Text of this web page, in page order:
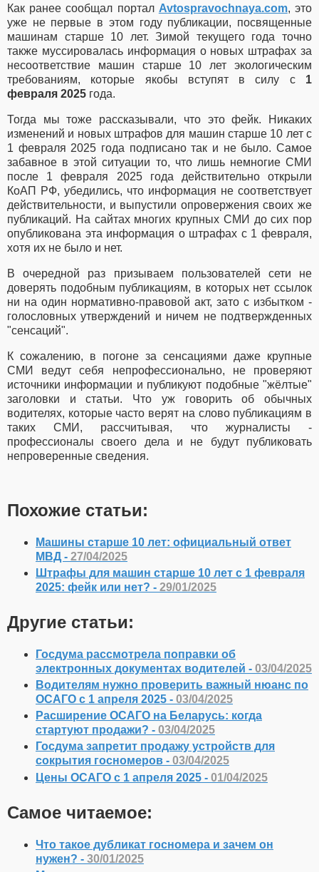
Как ранее сообщал портал Avtospravochnaya.com, это
уже не первые в этом году публикации, посвященные
машинам старше 10 лет. Зимой текущего года точно
также муссировалась информация о новых штрафах за
несоответствие машин старше 10 лет экологическим
требованиям, которые якобы вступят в силу с 1
февраля 2025 года.
Тогда мы тоже рассказывали, что это фейк. Никаких
изменений и новых штрафов для машин старше 10 лет с
1 февраля 2025 года подписано так и не было. Самое
забавное в этой ситуации то, что лишь немногие СМИ
после 1 февраля 2025 года действительно открыли
КоАП РФ, убедились, что информация не соответствует
действительности, и выпустили опровержения своих же
публикаций. На сайтах многих крупных СМИ до сих пор
опубликована эта информация о штрафах с 1 февраля,
хотя их не было и нет.
В очередной раз призываем пользователей сети не
доверять подобным публикациям, в которых нет ссылок
ни на один нормативно-правовой акт, зато с избытком -
голословных утверждений и ничем не подтвержденных
"сенсаций".
К сожалению, в погоне за сенсациями даже крупные
СМИ ведут себя непрофессионально, не проверяют
источники информации и публикуют подобные "жёлтые"
заголовки и статьи. Что уж говорить об обычных
водителях, которые часто верят на слово публикациям в
таких СМИ, рассчитывая, что журналисты -
профессионалы своего дела и не будут публиковать
непроверенные сведения.
Похожие статьи:
Машины старше 10 лет: официальный ответ
МВД - 27/04/2025
Штрафы для машин старше 10 лет с 1 февраля
2025: фейк или нет? - 29/01/2025
Другие статьи:
Госдума рассмотрела поправки об
электронных документах водителей - 03/04/2025
Водителям нужно проверить важный нюанс по
ОСАГО с 1 апреля 2025 - 03/04/2025
Расширение ОСАГО на Беларусь: когда
стартуют продажи? - 03/04/2025
Госдума запретит продажу устройств для
сокрытия госномеров - 03/04/2025
Цены ОСАГО с 1 апреля 2025 - 01/04/2025
Самое читаемое:
Что такое дубликат госномера и зачем он
нужен? - 30/01/2025